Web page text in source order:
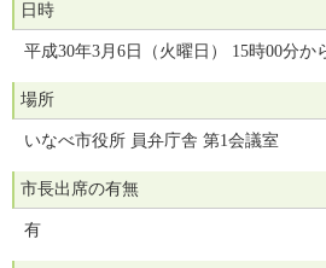
日時
平成30年3月6日（火曜日） 15時00分か
場所
いなべ市役所 員弁庁舎 第1会議室
市長出席の有無
有